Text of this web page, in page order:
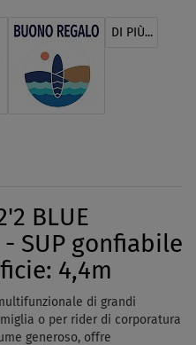
DI PIÙ...
BLUE
SUP gonfiabile
4,4m
di grandi
o per rider di corporatura
generoso, offre